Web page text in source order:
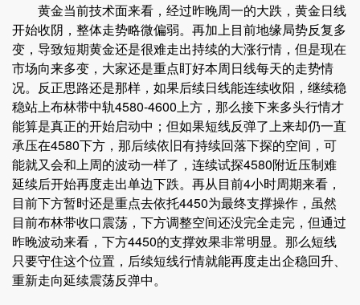
黄金当前技术面来看，经过昨晚周一的大跌，黄金日线
开始收阴，整体走势略微偏弱。再加上目前地缘局势反复多
变，导致短期黄金还是很难走出持续的大涨行情，但是现在
市场向来多变，大家还是重点盯好本周日线每天的走势情
况。反正思路还是那样，如果后续日线能连续收阳，继续稳
稳站上布林带中轨4580-4600上方，那么接下来多头行情才
能算是真正的开始启动中；但如果短线反弹了上来却仍一直
承压在4580下方，那后续依旧有持续回落下探的空间，可
能就又会和上周的波动一样了，连续试探4580附近压制难
延续后开始再度走出单边下跌。再从目前4小时周期来看，
目前下方暂时还是重点去依托4450为最终支撑操作，虽然
目前布林带收口震荡，下方调整空间还没完全走完，但通过
昨晚波动来看，下方4450的支撑效果非常明显。那么短线
只要守住这个位置，后续短线行情就能再度走出企稳回升、
重新走向延续震荡反弹中。